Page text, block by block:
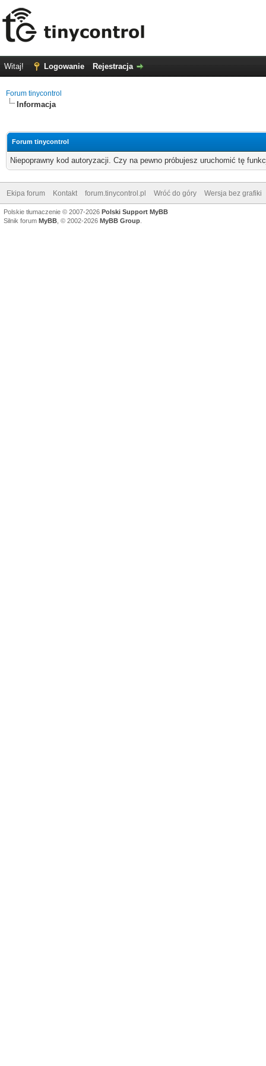
Witaj! Logowanie Rejestracja
Forum tinycontrol
Informacja
Forum tinycontrol
Niepoprawny kod autoryzacji. Czy na pewno próbujesz uruchomić tę
Ekipa forum Kontakt forum.tinycontrol.pl Wróć do góry Wersja bez grafiki
Polskie tłumaczenie © 2007-2026 Polski Support MyBB
Silnik forum MyBB , © 2002-2026 MyBB Group